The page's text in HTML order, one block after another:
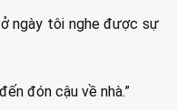
ngày tôi nghe được sự
đón cậu về nhà.”